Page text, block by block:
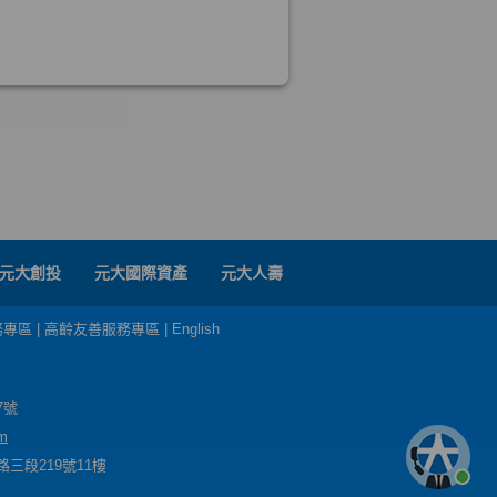
元大創投 元大國際資產 元大人壽
區 高齡友善服務專區 English
號
三段219號11樓